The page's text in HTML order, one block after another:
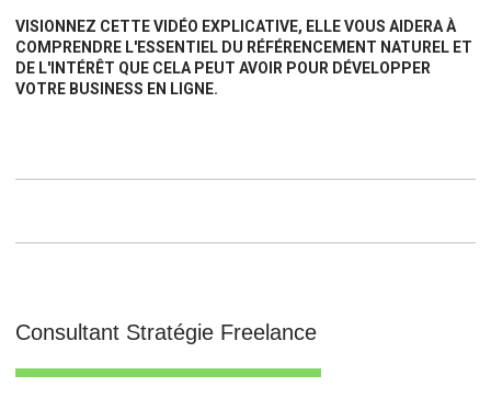
VISIONNEZ CETTE VIDÉO EXPLICATIVE, ELLE VOUS AIDERA À
COMPRENDRE L'ESSENTIEL DU RÉFÉRENCEMENT NATUREL ET
DE L'INTÉRÊT QUE CELA PEUT AVOIR POUR DÉVELOPPER
VOTRE BUSINESS EN LIGNE.
Consultant Stratégie Freelance